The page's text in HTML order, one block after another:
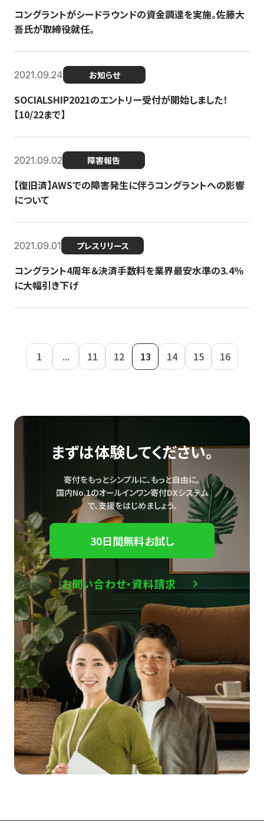
コングラントがシードラウンドの資金調達を実施。佐藤大
吾氏が取締役就任。
2021.09.24 お知らせ
SOCIALSHIP2021のエントリー受付が開始しました！
【10/22まで】
2021.09.02 障害報告
【復旧済】AWSでの障害発生に伴うコングラントへの影響
について
2021.09.01 プレスリリース
コングラント4周年＆決済手数料を業界最安水準の3.4％
に大幅引き下げ
1 ... 11 12 13 14 15 16
まずは体験してください。
寄付をもっとシンプルに、もっと自由に。
国内No.1のオールインワン寄付DXシステム
で、支援をはじめましょう。
30日間無料お試し
お問い合わせ・資料請求